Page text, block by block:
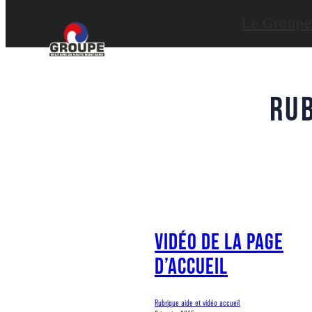
contenu
Vidéo de la page
d’accueil
Rubrique aide et vidéo accueil